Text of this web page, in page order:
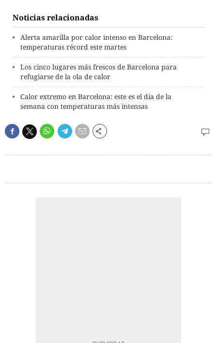
Noticias relacionadas
Alerta amarilla por calor intenso en Barcelona:
temperaturas récord este martes
Los cinco lugares más frescos de Barcelona para
refugiarse de la ola de calor
Calor extremo en Barcelona: este es el día de la
semana con temperaturas más intensas